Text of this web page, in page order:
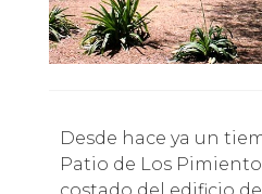
Desde hace ya un tiempo que el otrora
Patio de Los